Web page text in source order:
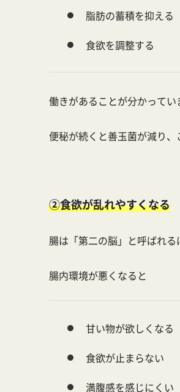
脂肪の蓄積を抑える
食欲を調整する
働きがあることが分かってい
便秘が続くと善玉菌が減り、
②食欲が乱れやすくなる
腸は「第二の脳」と呼ばれる
腸内環境が悪くなると
甘い物が欲しくなる
食欲が止まらない
満腹感を感じにくい